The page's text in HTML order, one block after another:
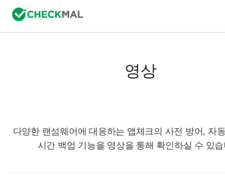
영상
다양한 랜섬웨어에 대응하는 앱체크의 사전 방어, 자
시간 백업 기능을 영상을 통해 확인하실 수 있